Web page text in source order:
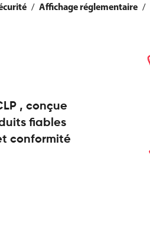
Affichage réglementaire
, conçue
fiables
conformité